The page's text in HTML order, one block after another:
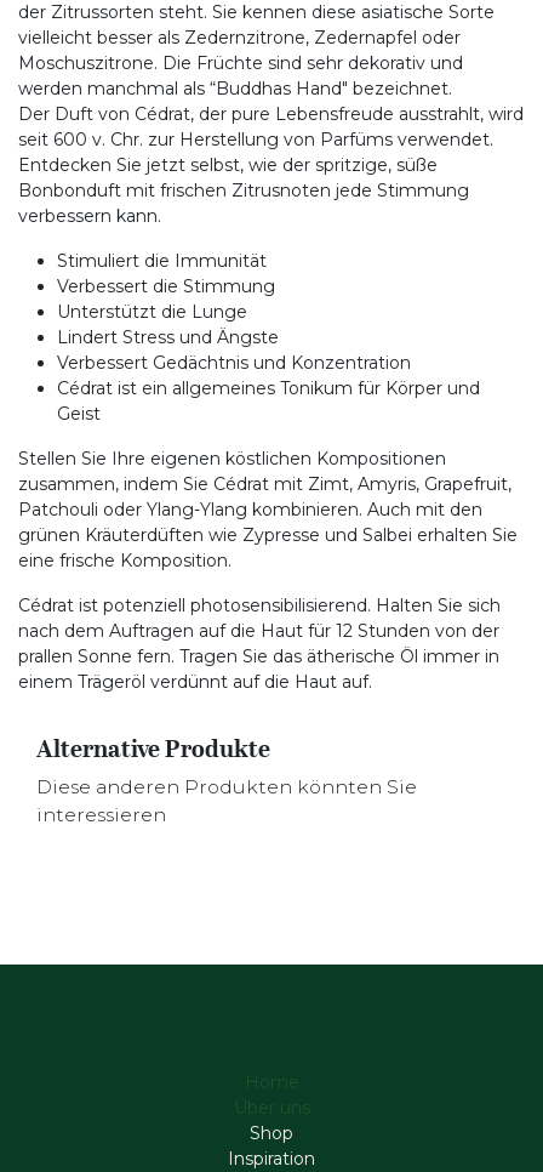
der Zitrussorten steht. Sie kennen diese asiatische Sorte
vielleicht besser als Zedernzitrone, Zedernapfel oder
Moschuszitrone. Die Früchte sind sehr dekorativ und
werden manchmal als “Buddhas Hand" bezeichnet.
Der Duft von Cédrat, der pure Lebensfreude ausstrahlt, wird
seit 600 v. Chr. zur Herstellung von Parfüms verwendet.
Entdecken Sie jetzt selbst, wie der spritzige, süße
Bonbonduft mit frischen Zitrusnoten jede Stimmung
verbessern kann.
Stimuliert die Immunität
Verbessert die Stimmung
Unterstützt die Lunge
Lindert Stress und Ängste
Verbessert Gedächtnis und Konzentration
Cédrat ist ein allgemeines Tonikum für Körper und
Geist
Stellen Sie Ihre eigenen köstlichen Kompositionen
zusammen, indem Sie Cédrat mit Zimt, Amyris, Grapefruit,
Patchouli oder Ylang-Ylang kombinieren. Auch mit den
grünen Kräuterdüften wie Zypresse und Salbei erhalten Sie
eine frische Komposition.
Cédrat ist potenziell photosensibilisierend. Halten Sie sich
nach dem Auftragen auf die Haut für 12 Stunden von der
prallen Sonne fern. Tragen Sie das ätherische Öl immer in
einem Trägeröl verdünnt auf die Haut auf.
Alternative Produkte
Diese anderen Produkten könnten Sie
interessieren
Home
Über uns
Shop
Inspiration